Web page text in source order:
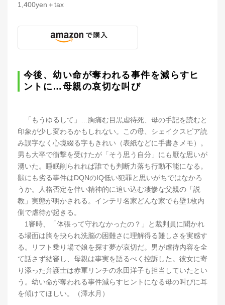
1,400yen＋tax
今後、幼い命が奪われる事件を減らすヒ
ントに…母親の哀切な叫び
「もうゆるして」…胸痛む目黒虐待死、母の手記を読むと
印象が少し変わるかもしれない。この母、シェイクスピア読
み誤字なく心境綴る字もきれい（表紙などに手書きメモ）。
男も大卒で衝撃を受けたが「そう思う自分」にも厭な思いが
湧いた。睡眠削られれば誰でも判断力落ち行動不能になる。
獣にも劣る事件はDQNのIQ低い犯罪と思いがちではなかろ
うか。人格否定を伴い精神的に追い込む凄惨な父親の「説
教」実態が明かされる。インテリ名家どんな家でも壁1枚内
側で虐待が起きる。
1審時、「体張って守れなかったの？」と裁判員に聞かれ
る場面は胸を抉られ洗脳の困難さに理解得る難しさを実感す
る。リフト乗り場で娘を探す夢が哀切だ。男が虐待内容を全
て話さず結審し、母親は事実を語るべく控訴した。彼女に寄
り添った弁護士は赤軍リンチの永田洋子も担当していたとい
う。幼い命が奪われる事件減らすヒントになる母の叫びに耳
を傾けてほしい。（澤水月）